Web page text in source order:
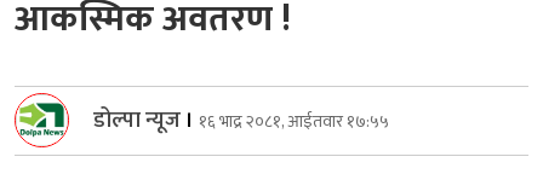
आकस्मिक अवतरण !
डोल्पा न्यूज । १६ भाद्र २०८१, आईतवार १७:५५